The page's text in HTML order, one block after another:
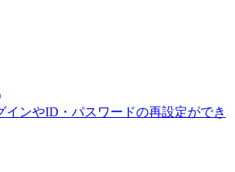
ンやID・パスワードの再設定ができ